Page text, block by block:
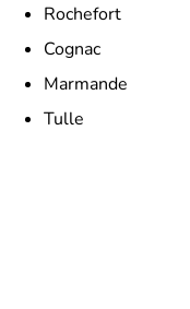
Rochefort
Cognac
Marmande
Tulle